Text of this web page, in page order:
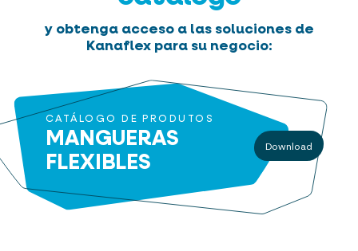
y obtenga acceso a las soluciones de
Kanaflex para su negocio:
CATÁLOGO DE PRODUTOS
MANGUERAS
FLEXIBLES
Download